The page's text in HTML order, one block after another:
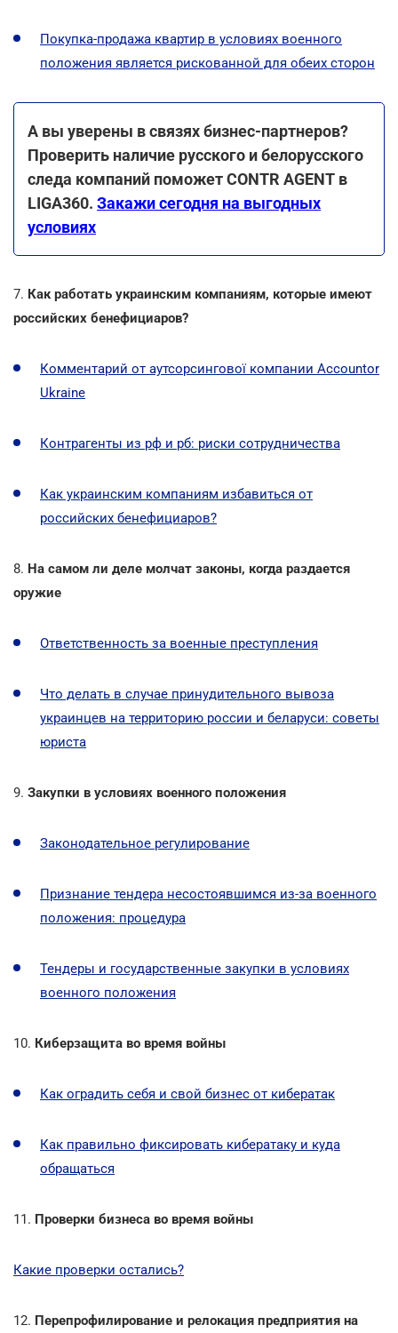
Покупка-продажа квартир в условиях военного
положения является рискованной для обеих сторон
А вы уверены в связях бизнес-партнеров?
Проверить наличие русского и белорусского
следа компаний поможет CONTR AGENT в
LIGA360. Закажи сегодня на выгодных
условиях
7. Как работать украинским компаниям, которые имеют
российских бенефициаров?
Комментарий от аутсорсингової компании Accountor
Ukraine
Контрагенты из рф и рб: риски сотрудничества
Как украинским компаниям избавиться от
российских бенефициаров?
8. На самом ли деле молчат законы, когда раздается
оружие
Ответственность за военные преступления
Что делать в случае принудительного вывоза
украинцев на территорию россии и беларуси: советы
юриста
9. Закупки в условиях военного положения
Законодательное регулирование
Признание тендера несостоявшимся из-за военного
положения: процедура
Тендеры и государственные закупки в условиях
военного положения
10. Киберзащита во время войны
Как оградить себя и свой бизнес от кибератак
Как правильно фиксировать кибератаку и куда
обращаться
11. Проверки бизнеса во время войны
Какие проверки остались?
12. Перепрофилирование и релокация предприятия на